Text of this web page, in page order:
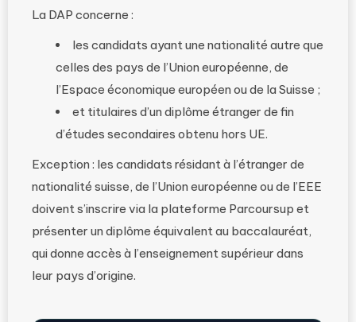
La DAP concerne :
les candidats ayant une nationalité autre que
celles des pays de l’Union européenne, de
l’Espace économique européen ou de la Suisse ;
et titulaires d’un diplôme étranger de fin
d’études secondaires obtenu hors UE.
Exception : les candidats résidant à l’étranger de
nationalité suisse, de l’Union européenne ou de l’EEE
doivent s’inscrire via la plateforme Parcoursup et
présenter un diplôme équivalent au baccalauréat,
qui donne accès à l’enseignement supérieur dans
leur pays d’origine.